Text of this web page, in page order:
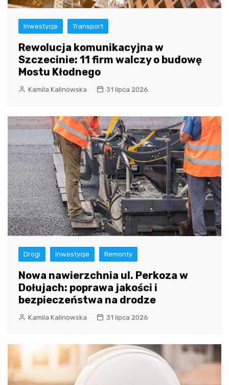
Inwestycje Transport
Rewolucja komunikacyjna w
Szczecinie: 11 firm walczy o budowę
Mostu Kłodnego
Kamila Kalinowska 31 lipca 2026
Drogi Inwestycje Remonty
Nowa nawierzchnia ul. Perkoza w
Dołujach: poprawa jakości i
bezpieczeństwa na drodze
Kamila Kalinowska 31 lipca 2026